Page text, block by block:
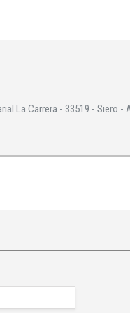
La Carrera - 33519 - Siero -